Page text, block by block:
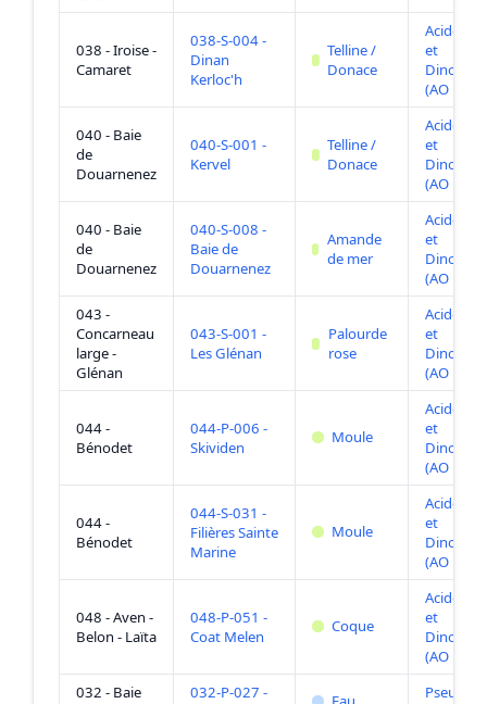
038 - Iroise -
Camaret
038-S-004 -
Dinan
Kerloc'h
Telline /
Donace
Acide
et
(AO
040 - Baie
de
Douarnenez
040-S-001 -
Kervel
Telline /
Donace
Acide
et
(AO
040 - Baie
de
Douarnenez
040-S-008 -
Baie de
Douarnenez
Amande
de mer
Acide
et
(AO
043 -
Concarneau
large -
Glénan
043-S-001 -
Les Glénan
Palourde
rose
Acide
et
(AO
044 -
Bénodet
044-P-006 -
Skividen
Moule
Acide
et
(AO
044 -
Bénodet
044-S-031 -
Filières Sainte
Marine
Moule
Acide
et
(AO
048 - Aven -
Belon - Laïta
048-P-051 -
Coat Melen
Coque
Acide
et
(AO
032 - Baie
032-P-027 -
Pseudo-